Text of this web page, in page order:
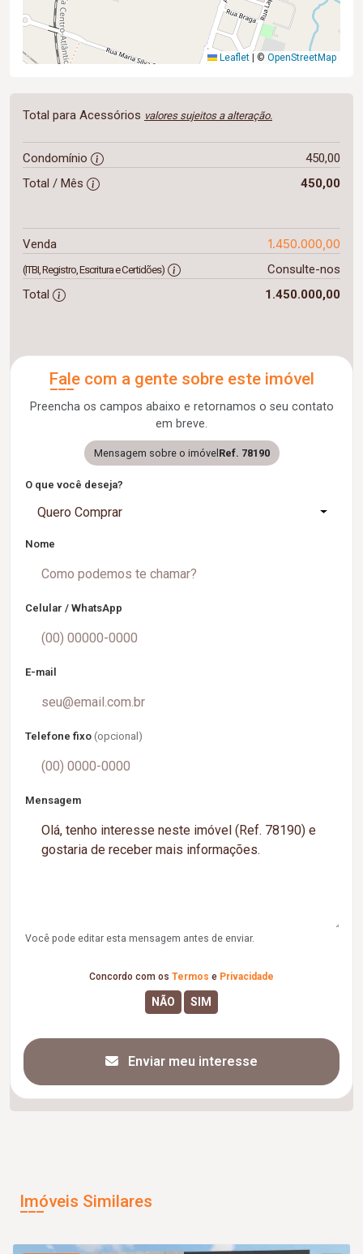
Leaflet | © OpenStreetMap
Total para Acessórios valores sujeitos a alteração.
Condomínio
450,00
Total / Mês
450,00
Venda 1.450.000,00
(ITBI, Registro, Escritura e Certidões)
Consulte-nos
Total
1.450.000,00
Fale com a gente sobre este imóvel
Preencha os campos abaixo e retornamos o seu contato
em breve.
Mensagem sobre o imóvelRef. 78190
O que você deseja?
Quero Comprar
Nome
Celular / WhatsApp
E-mail
Telefone fixo (opcional)
Mensagem
Você pode editar esta mensagem antes de enviar.
Concordo com os Termos e Privacidade
Enviar meu interesse
Imóveis Similares